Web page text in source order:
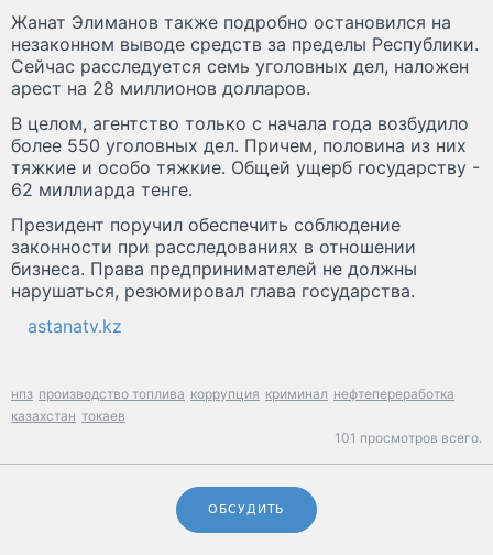
Жанат Элиманов также подробно остановился на
незаконном выводе средств за пределы Республики.
Сейчас расследуется семь уголовных дел, наложен
арест на 28 миллионов долларов.
В целом, агентство только с начала года возбудило
более 550 уголовных дел. Причем, половина из них
тяжкие и особо тяжкие. Общей ущерб государству -
62 миллиарда тенге.
Президент поручил обеспечить соблюдение
законности при расследованиях в отношении
бизнеса. Права предпринимателей не должны
нарушаться, резюмировал глава государства.
astanatv.kz
нпз производство топлива коррупция криминал нефтепереработка
казахстан токаев
101 просмотров всего.
ОБСУДИТЬ